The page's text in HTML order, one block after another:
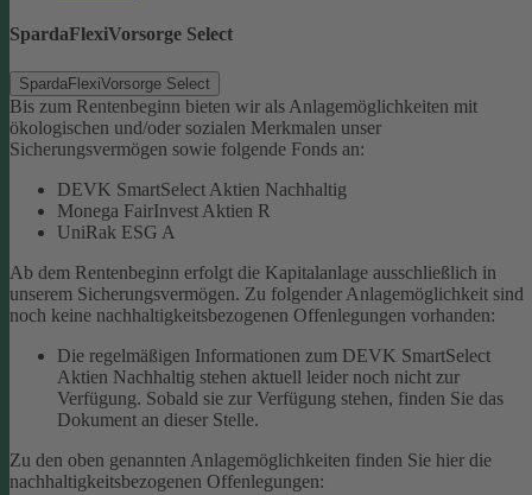
SpardaFlexiVorsorge Select
SpardaFlexiVorsorge Select
Bis zum Rentenbeginn bieten wir als Anlagemöglichkeiten mit
ökologischen und/oder sozialen Merkmalen unser
Sicherungsvermögen sowie folgende Fonds an:
DEVK SmartSelect Aktien Nachhaltig
Monega FairInvest Aktien R
UniRak ESG A
Ab dem Rentenbeginn erfolgt die Kapitalanlage ausschließlich in
unserem Sicherungsvermögen. Zu folgender Anlagemöglichkeit sind
noch keine nachhaltigkeitsbezogenen Offenlegungen vorhanden:
Die regelmäßigen Informationen zum DEVK SmartSelect
Aktien Nachhaltig stehen aktuell leider noch nicht zur
Verfügung. Sobald sie zur Verfügung stehen, finden Sie das
Dokument an dieser Stelle.
Zu den oben genannten Anlagemöglichkeiten finden Sie hier die
nachhaltigkeitsbezogenen Offenlegungen: